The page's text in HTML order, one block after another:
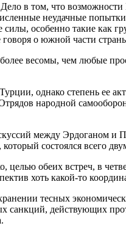
в том, что
неудачные
особенно такие как
о южной части
весомы, чем любые
однако степень ее
народной
между Эрдоганом и
состоялся всего
обеих встреч, в
хоть какой-то
тесных
действующих